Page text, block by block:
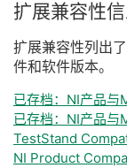
扩展兼容性
扩展兼容性列出了
件和软件版本。
已存档：NI产品
已存档：NI产品
TestStand
NI Product